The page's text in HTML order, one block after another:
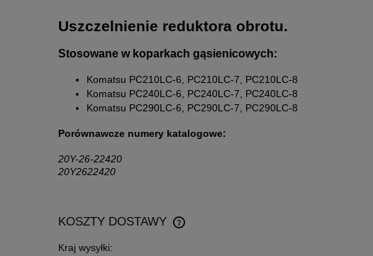
Uszczelnienie reduktora obrotu.
Stosowane w koparkach gąsienicowych:
Komatsu PC210LC-6, PC210LC-7, PC210LC-8
Komatsu PC240LC-6, PC240LC-7, PC240LC-8
Komatsu PC290LC-6, PC290LC-7, PC290LC-8
Porównawcze numery katalogowe:
20Y-26-22420
20Y2622420
KOSZTY DOSTAWY
Kraj wysyłki: